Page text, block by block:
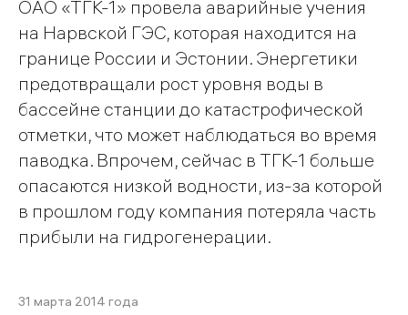
ОАО «ТГК-1» провела аварийные учения
на Нарвской ГЭС, которая находится на
границе России и Эстонии. Энергетики
предотвращали рост уровня воды в
бассейне станции до катастрофической
отметки, что может наблюдаться во время
паводка. Впрочем, сейчас в ТГК-1 больше
опасаются низкой водности, из-за которой
в прошлом году компания потеряла часть
прибыли на гидрогенерации.
31 марта 2014 года